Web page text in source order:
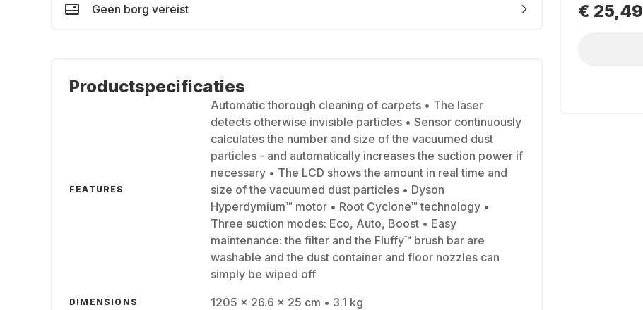
€ 25,49
Geen borg vereist
Productspecificaties
FEATURES
Automatic thorough cleaning of carpets • The laser
detects otherwise invisible particles • Sensor continuously
calculates the number and size of the vacuumed dust
particles - and automatically increases the suction power if
necessary • The LCD shows the amount in real time and
size of the vacuumed dust particles • Dyson
Hyperdymium™ motor • Root Cyclone™ technology •
Three suction modes: Eco, Auto, Boost • Easy
maintenance: the filter and the Fluffy™ brush bar are
washable and the dust container and floor nozzles can
simply be wiped off
DIMENSIONS 1205 x 26.6 x 25 cm • 3.1 kg